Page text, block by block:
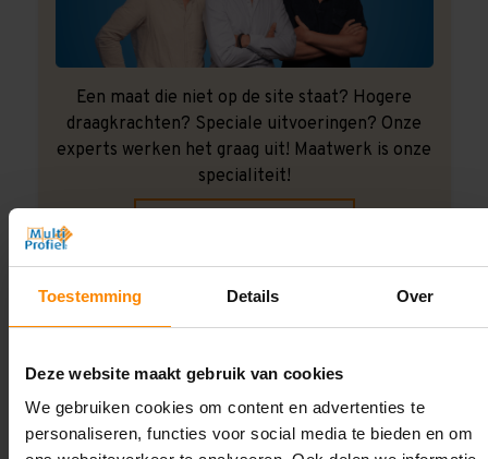
Toestemming Details Over
Deze website maakt gebruik van cookies
We gebruiken cookies om content en advertenties te
personaliseren, functies voor social media te bieden en om
Een maat die niet op de site staat? Hogere
draagkrachten? Speciale uitvoeringen? Onze
experts werken het graag uit! Maatwerk is onze
specialiteit!
Montage uitbesteden?